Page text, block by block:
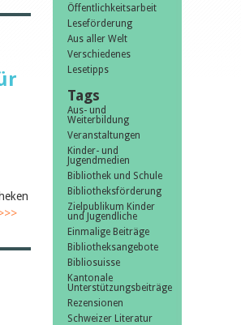
Öffentlichkeitsarbeit
Leseförderung
Aus aller Welt
Verschiedenes
Lesetipps
Tags
Aus- und
Weiterbildung
Veranstaltungen
Kinder- und
Jugendmedien
Bibliothek und Schule
Bibliotheksförderung
Zielpublikum Kinder
und Jugendliche
Einmalige Beiträge
Bibliotheksangebote
Bibliosuisse
Kantonale
Unterstützungsbeiträge
Rezensionen
Schweizer Literatur